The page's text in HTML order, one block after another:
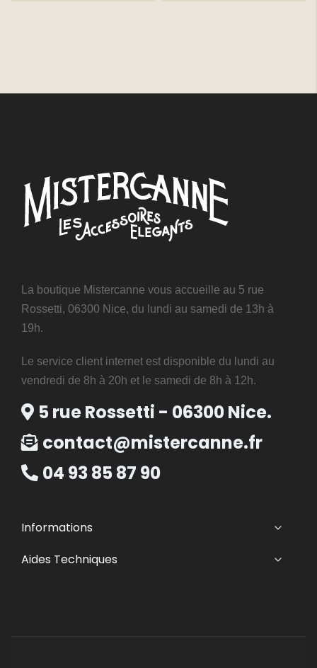
La boutique Mistercanne vous accueille au 5 rue
Rossetti, 06300 Nice, du lundi au samedi de 13h à
19h.
Le service client internet est disponible du lundi au
vendredi de 8h à 20h et le samedi de 8h à 12h.
5 rue Rossetti - 06300 Nice.
contact@mistercanne.fr
04 93 85 87 90
Informations
Aides Techniques